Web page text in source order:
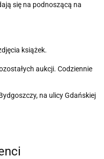
się na podnoszącą na
książek.
aukcji. Codziennie
na ulicy Gdańskiej